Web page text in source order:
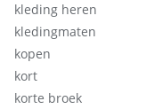
kleding heren
kledingmaten
kopen
kort
korte broek